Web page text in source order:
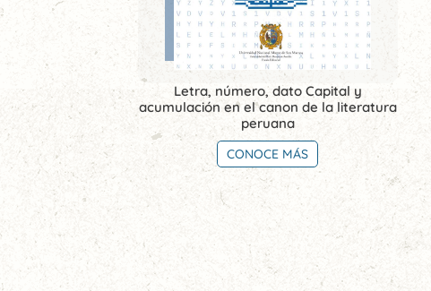
Letra, número, dato Capital y
acumulación en el canon de la literatura
peruana
CONOCE MÁS